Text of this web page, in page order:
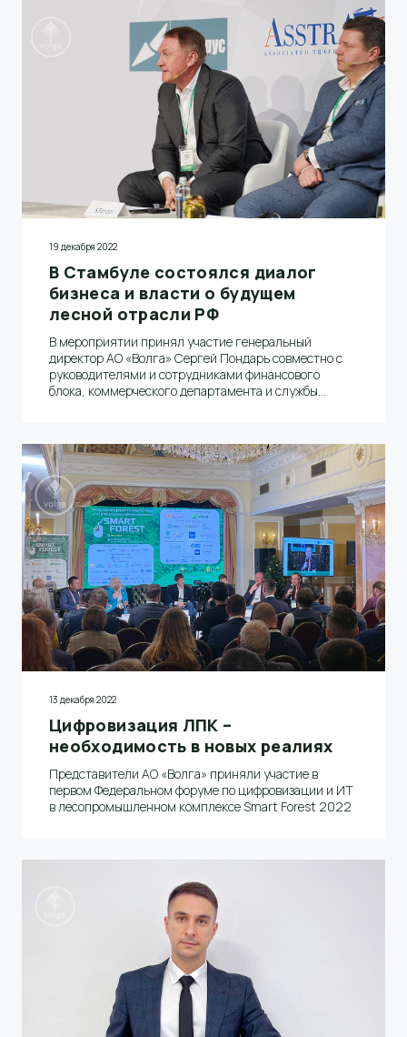
19 декабря 2022
В Стамбуле состоялся диалог
бизнеса и власти о будущем
лесной отрасли РФ
В мероприятии принял участие генеральный
директор АО «Волга» Сергей Пондарь совместно с
руководителями и сотрудниками финансового
блока, коммерческого департамента и службы
13 декабря 2022
Цифровизация ЛПК –
необходимость в новых реалиях
Представители АО «Волга» приняли участие в
первом Федеральном форуме по цифровизации и ИТ
в лесопромышленном комплексе Smart Forest 2022